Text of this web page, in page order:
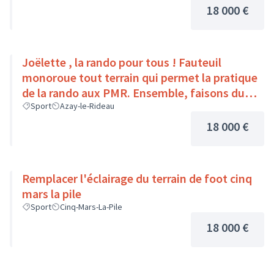
18 000 €
Joëlette , la rando pour tous ! Fauteuil
monoroue tout terrain qui permet la pratique
de la rando aux PMR. Ensemble, faisons du
sport :)
Sport Azay-le-Rideau
18 000 €
Remplacer l'éclairage du terrain de foot cinq
mars la pile
Sport Cinq-Mars-La-Pile
18 000 €